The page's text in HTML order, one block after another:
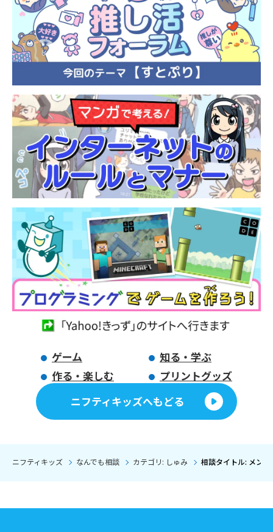
ゲーム
知る・学ぶ
作る・楽しむ
プリントグッズ
ニフティキッズへもどる
ニフティキッズ なんでも相談 カテゴリ: しゅみ 相談タイトル: メン